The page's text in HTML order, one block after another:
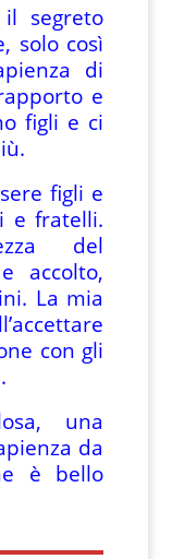
il segreto
solo così
di
e
figli e ci
figli e
e fratelli.
del
accolto,
La mia
con gli
una
da
è bello